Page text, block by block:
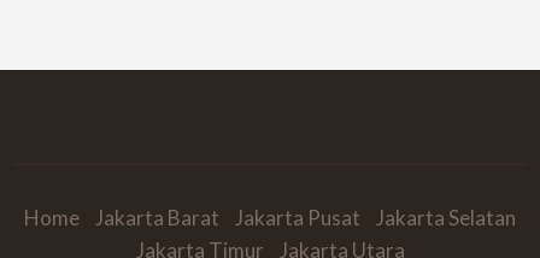
Home Jakarta Barat Jakarta Pusat
Jakarta Selatan
Jakarta Timur
Jakarta Utara